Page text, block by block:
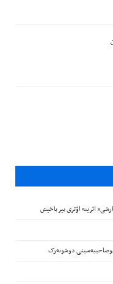
اثرینه اؤتری بیر باخیش
موصاحیبه‌سینی دوشونه‌رک